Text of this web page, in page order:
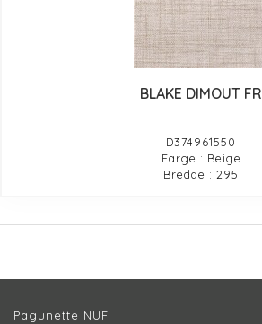
BLAKE DIMOUT FR
D374961550
Farge : Beige
Bredde : 295
Pagunette NUF